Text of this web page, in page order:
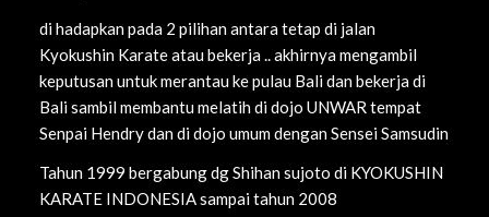
di hadapkan pada 2 pilihan antara tetap di jalan
Kyokushin Karate atau bekerja .. akhirnya mengambil
keputusan untuk merantau ke pulau Bali dan bekerja di
Bali sambil membantu melatih di dojo UNWAR tempat
Senpai Hendry dan di dojo umum dengan Sensei Samsudin
Tahun 1999 bergabung dg Shihan sujoto di KYOKUSHIN
KARATE INDONESIA sampai tahun 2008